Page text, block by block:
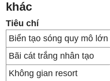
khác
Tiêu chí
Biển tạo sóng quy mô lớn
Bãi cát trắng nhân tạo
Không gian resort